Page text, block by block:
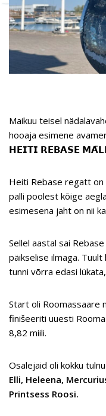
Maikuu teisel
hooaja esimene
𝗛𝗘𝗜𝗧𝗜 𝗥𝗘𝗕𝗔𝗦𝗘
Heiti Rebase regatt
palli poolest kõige
esimesena jaht on nii
Sellel aastal sai
päikselise ilmaga.
tunni võrra edasi
Start oli Roomassaare
finišeeriti uuesti
8,82 miili.
Osalejaid oli kokku
Elli, Heleena,
Printsess Roosi.